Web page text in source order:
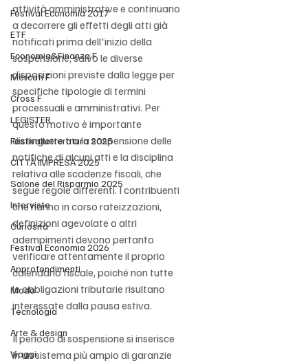
Festival Economia 2017
ETF
Economia&Finanza F
Mercati F
Cross F
LEGISTER
Festivalletteratura 2025
CITTÀ IMPRESA 2025
Salone del Risparmio 2025
Interviste
Curiosità
Festival Economia 2026
Approfondimenti
Moda
Tecnologia
Arte & design
Viaggi
attività amministrative e continuano
a decorrere gli effetti degli atti già
notificati prima dell'inizio della
sospensione, salvo le diverse
disposizioni previste dalla legge per
specifiche tipologie di termini
processuali e amministrativi. Per
questo motivo è importante
distinguere tra la sospensione delle
notifiche di alcuni atti e la disciplina
relativa alle scadenze fiscali, che
segue regole differenti. I contribuenti
che hanno in corso rateizzazioni,
definizioni agevolate o altri
adempimenti devono pertanto
verificare attentamente il proprio
calendario fiscale, poiché non tutte
le obbligazioni tributarie risultano
interessate dalla pausa estiva.
Il periodo di sospensione si inserisce
in un sistema più ampio di garanzie